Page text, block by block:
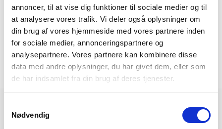
annoncer, til at vise dig funktioner til sociale medier og til
at analysere vores trafik. Vi deler også oplysninger om
din brug af vores hjemmeside med vores partnere inden
for sociale medier, annonceringspartnere og
analysepartnere. Vores partnere kan kombinere disse
data med andre oplysninger, du har givet dem, eller som
de har indsamlet fra din brug af deres tjenester.
Nødvendig
08-10-2025:Rejseforedrag 8. oktober 2025
16-07-2025:Nyhedsbrev uge 29
Flere nyheder